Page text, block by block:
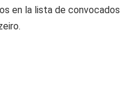
en la lista de convocados